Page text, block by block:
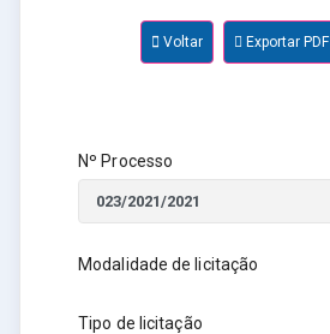
Voltar Exportar PDF
Nº Processo
Modalidade de licitação
Tipo de licitação